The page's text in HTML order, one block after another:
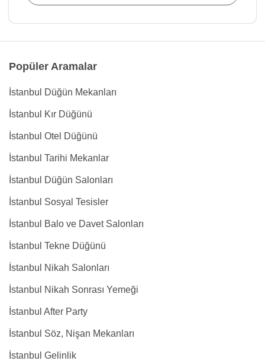
Popüler Aramalar
İstanbul Düğün Mekanları
İstanbul Kır Düğünü
İstanbul Otel Düğünü
İstanbul Tarihi Mekanlar
İstanbul Düğün Salonları
İstanbul Sosyal Tesisler
İstanbul Balo ve Davet Salonları
İstanbul Tekne Düğünü
İstanbul Nikah Salonları
İstanbul Nikah Sonrası Yemeği
İstanbul After Party
İstanbul Söz, Nişan Mekanları
İstanbul Gelinlik